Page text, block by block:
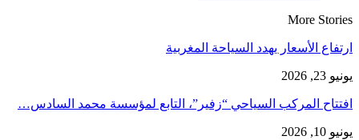
More Stories
ارتفاع الأسعار يهدد السياحة المغربية
يونيو 23, 2026
افتتاح المركب السياحي “زفير”، التابع لمؤسسة محمد السادس…
يونيو 10, 2026